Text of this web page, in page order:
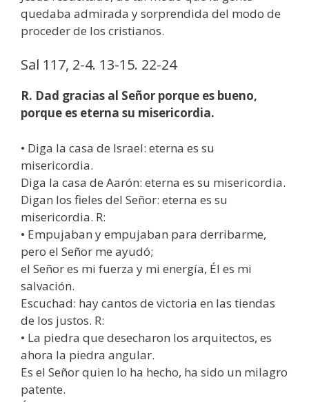
quedaba admirada y sorprendida del modo de
proceder de los cristianos.
Sal 117, 2-4. 13-15. 22-24
R. Dad gracias al Señor porque es bueno,
porque es eterna su misericordia.
• Diga la casa de Israel: eterna es su
misericordia.
Diga la casa de Aarón: eterna es su misericordia.
Digan los fieles del Señor: eterna es su
misericordia. R:
• Empujaban y empujaban para derribarme,
pero el Señor me ayudó;
el Señor es mi fuerza y mi energía, Él es mi
salvación.
Escuchad: hay cantos de victoria en las tiendas
de los justos. R:
• La piedra que desecharon los arquitectos, es
ahora la piedra angular.
Es el Señor quien lo ha hecho, ha sido un milagro
patente.